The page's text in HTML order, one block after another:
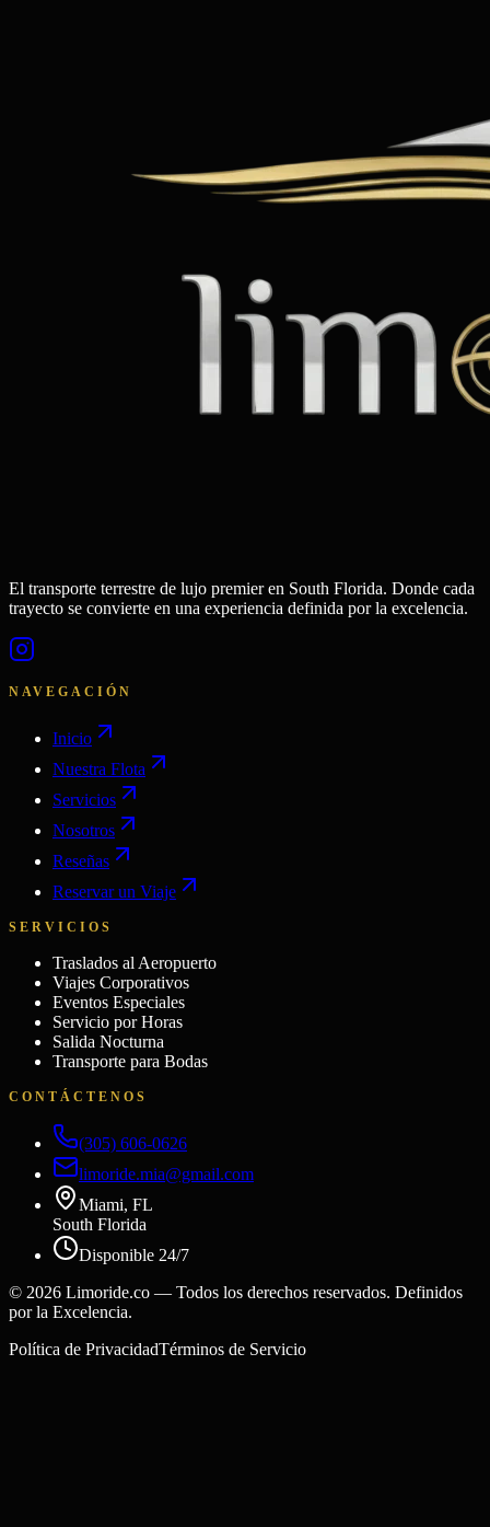
El transporte terrestre de lujo premier en South Florida. Donde cada
trayecto se convierte en una experiencia definida por la excelencia.
NAVEGACIÓN
Inicio
Nuestra Flota
Servicios
Nosotros
Reseñas
Reservar un Viaje
SERVICIOS
Traslados al Aeropuerto
Viajes Corporativos
Eventos Especiales
Servicio por Horas
Salida Nocturna
Transporte para Bodas
CONTÁCTENOS
(305) 606-0626
limoride.mia@gmail.com
Miami, FL
South Florida
Disponible 24/7
© 2026 Limoride.co — Todos los derechos reservados. Definidos
por la Excelencia.
Política de PrivacidadTérminos de Servicio